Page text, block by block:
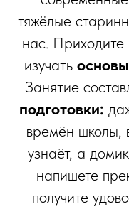
тяжёлые
нас.
изучать
Занятие
подготовки:
времён школы,
узнаёт, а
напишете
получите